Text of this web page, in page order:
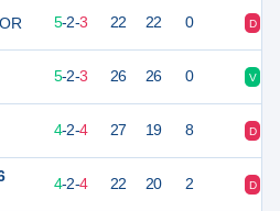
10 5-2-3 22 22 0 D
5-2-3 26 26 0 V
4-2-4 27 19 8 D
4-2-4 22 20 2 D